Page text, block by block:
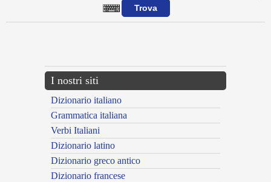
I nostri siti
Dizionario italiano
Grammatica italiana
Verbi Italiani
Dizionario latino
Dizionario greco antico
Dizionario francese